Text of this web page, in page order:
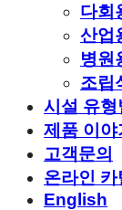
다회
산업
병원
조립
시설 유형
제품 이야
고객문의
온라인
English